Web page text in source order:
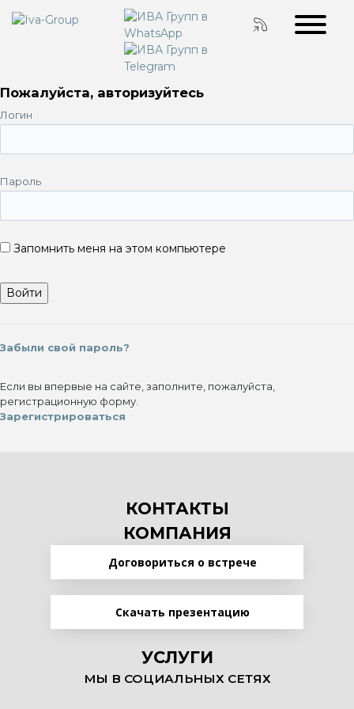
Пожалуйста, авторизуйтесь
Логин
Пароль
Запомнить меня на этом компьютере
Забыли свой пароль?
Если вы впервые на сайте, заполните, пожалуйста,
регистрационную форму.
Зарегистрироваться
КОНТАКТЫ
КОМПАНИЯ
Договориться о встрече
Скачать презентацию
УСЛУГИ
МЫ В СОЦИАЛЬНЫХ СЕТЯХ